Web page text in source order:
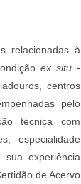
relacionadas à
ex situ -
centros
pelo
técnica com
especialidade
experiência
de Acervo